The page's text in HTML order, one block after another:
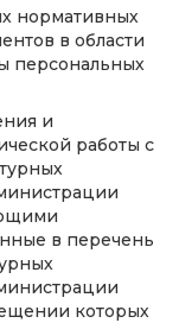
нормативных
в области
персональных
и
работы с
в перечень
которых